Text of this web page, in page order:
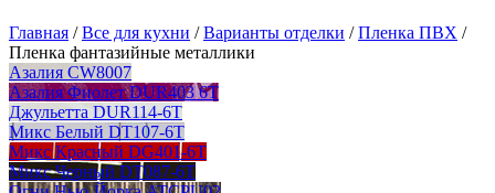
Главная /Все для кухни /Варианты отделки /Пленка ПВХ /
Пленка фантазийные металлики
Азалия CW8007
Азалия Фиолет DUR403 6T
Джульетта DUR114-6T
Микс Белый DT107-6T
Микс Красный DG401-6T
Микс Черный DT087-6T